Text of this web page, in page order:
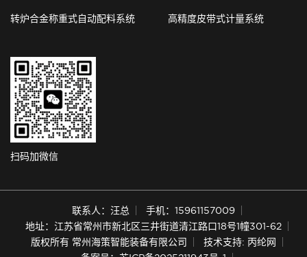
转炉合金称重式自动配料系统 高精度皮带式计量系统
扫码加微信
联系人：汪总
手机：15961157009
地址：江苏省常州市新北区三井街道清江路口18号1幢301-62
版权所有 常州海策智能装备有限公司
技术支持: 丙纶网